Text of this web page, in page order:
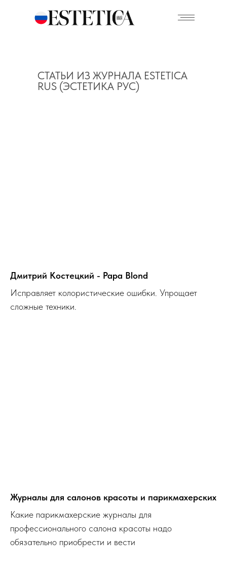
СТАТЬИ ИЗ ЖУРНАЛА ESTETICA
RUS (ЭСТЕТИКА РУС)
Дмитрий Костецкий - Papa Blond
Исправляет колористические ошибки. Упрощает
сложные техники.
Журналы для салонов красоты и парикмахерских
Какие парикмахерские журналы для
профессионального салона красоты надо
обязательно приобрести и вести